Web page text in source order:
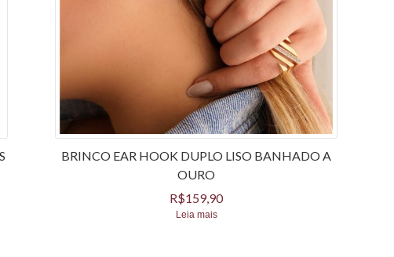
BRINCO EAR HOOK DUPLO LISO BANHADO A
OURO
R$159,90
Leia mais